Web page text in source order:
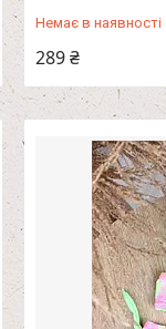
Немає в наявності
289 ₴